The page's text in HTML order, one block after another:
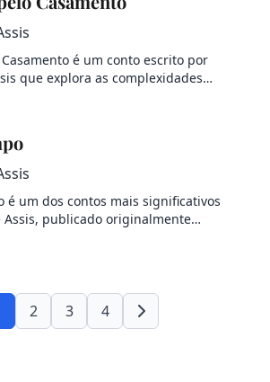
é um conto escrito por
que explora as complexidades…
é um dos contos mais significativos
Assis, publicado originalmente…
2 3 4